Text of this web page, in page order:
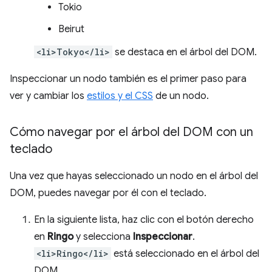
Tokio
Beirut
<li>Tokyo</li> se destaca en el árbol del DOM.
Inspeccionar un nodo también es el primer paso para
ver y cambiar los estilos y el CSS de un nodo.
Cómo navegar por el árbol del DOM con un
teclado
Una vez que hayas seleccionado un nodo en el árbol del
DOM, puedes navegar por él con el teclado.
En la siguiente lista, haz clic con el botón derecho
en Ringoy selecciona Inspeccionar.
<li>Ringo</li> está seleccionado en el árbol del